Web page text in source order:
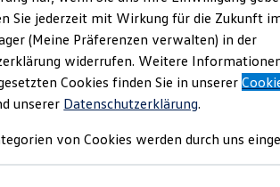
Fahrzeuge
Produkte
Angebote
Marktplatz
und Gebrauchtwagen
Sie jederzeit mit Wirkung für die Zukunft
(Meine Präferenzen verwalten) in der
widerrufen. Weitere
Cookies finden Sie in unserer
unserer Datenschutzerklärung.
von Cookies werden durch uns